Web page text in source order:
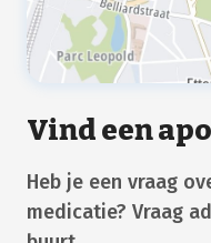
Vind een
Heb je een vraag
medicatie? Vraag